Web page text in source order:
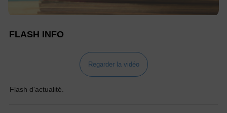
FLASH INFO
Regarder la vidéo
Flash d'actualité.